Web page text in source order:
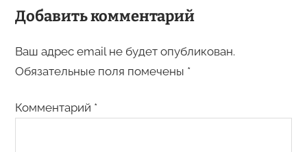
Добавить комментарий
Ваш адрес email не будет опубликован.
Обязательные поля помечены *
Комментарий *